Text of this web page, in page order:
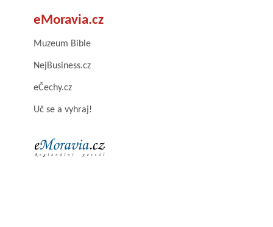
eMoravia.cz
Muzeum Bible
NejBusiness.cz
eČechy.cz
Uč se a vyhraj!